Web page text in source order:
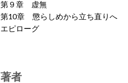
第９章 虚無
第10章 懲らしめから立ち直りへ
エピローグ
著者